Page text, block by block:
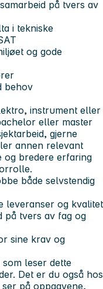
på tvers av
i tekniske
og gode
behov
instrument eller
eller master
gjerne
annen relevant
og bredere erfaring
både selvstendig
leveranser og kvalitet
på tvers av fag og
sine krav og
leser dette
Det er du også hos
på oppgavene,